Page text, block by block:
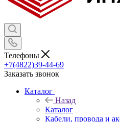
Телефоны
+7(4822)39-44-69
Заказать звонок
Каталог
Назад
Каталог
Кабели, провода и